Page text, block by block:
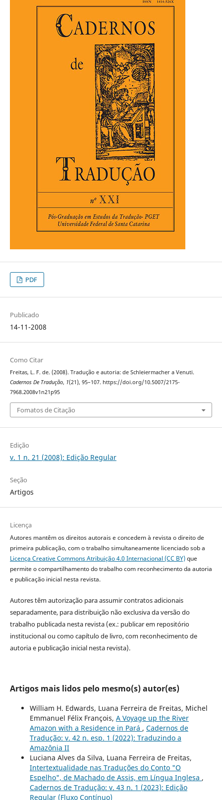
PDF
Publicado
14-11-2008
Como Citar
Freitas, L. F. de. (2008). Tradução e autoria: de Schleiermacher a Venuti.
Cadernos De Tradução, 1(21), 95–107. https://doi.org/10.5007/2175-
7968.2008v1n21p95
Fomatos de Citação
Edição
v. 1 n. 21 (2008): Edição Regular
Seção
Artigos
Licença
Autores mantêm os direitos autorais e concedem à revista o direito de
primeira publicação, com o trabalho simultaneamente licenciado sob a
Licença Creative Commons Atribuição 4.0 Internacional (CC BY)que
permite o compartilhamento do trabalho com reconhecimento da autoria
e publicação inicial nesta revista.
Autores têm autorização para assumir contratos adicionais
separadamente, para distribuição não exclusiva da versão do
trabalho publicada nesta revista (ex.: publicar em repositório
institucional ou como capítulo de livro, com reconhecimento de
autoria e publicação inicial nesta revista).
Artigos mais lidos pelo mesmo(s) autor(es)
William H. Edwards, Luana Ferreira de Freitas, Michel
Emmanuel Félix François, A Voyage up the River
Amazon with a Residence in Pará , Cadernos de
Tradução: v. 42 n. esp. 1 (2022): Traduzindo a
Amazônia II
Luciana Alves da Silva, Luana Ferreira de Freitas,
Intertextualidade nas Traduções do Conto "O
Espelho", de Machado de Assis, em Língua Inglesa ,
Cadernos de Tradução: v. 43 n. 1 (2023): Edição
Regular (Fluxo Contínuo)